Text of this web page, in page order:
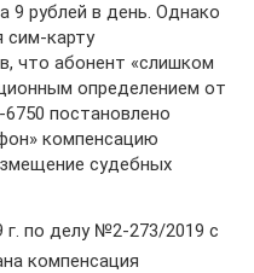
9 рублей в день. Однако
сим-карту
что абонент «слишком
определением от
6750 постановлено
компенсацию
судебных
г. по делу №2-273/2019 с
компенсация